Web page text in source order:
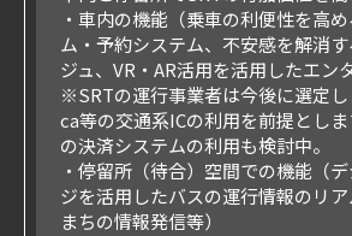
・車内の機能（乗車の利便性を高
ム・予約システム、不安感を解消
ジュ、VR・AR活用を活用したエン
※SRTの運行事業者は今後に選定
ca等の交通系ICの利用を前提とし
の決済システムの利用も検討中。
・停留所（待合）空間での機能（
ジを活用したバスの運行情報のリア
まちの情報発信等）